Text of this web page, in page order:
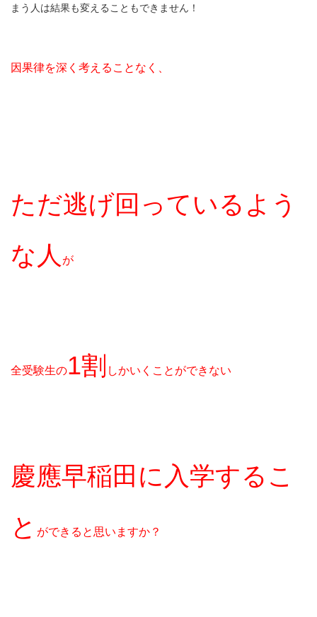
まう人は結果も変えることもできません！
因果律を深く考えることなく、
ただ逃げ回っているよう
な人 が
全受験生の1割 しかいくことができない
慶應早稲田に入学するこ
と ができると思いますか？